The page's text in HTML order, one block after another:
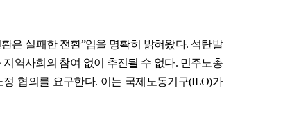
은 실패한 전환”임을 명확히 밝혀왔다. 석탄발
역사회의 참여 없이 추진될 수 없다. 민주노총
협의를 요구한다. 이는 국제노동기구(ILO)가